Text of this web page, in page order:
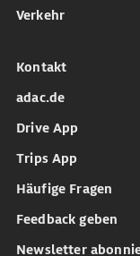
Verkehr
Kontakt
adac.de
Drive App
Trips App
Häufige Fragen
Feedback geben
Newsletter